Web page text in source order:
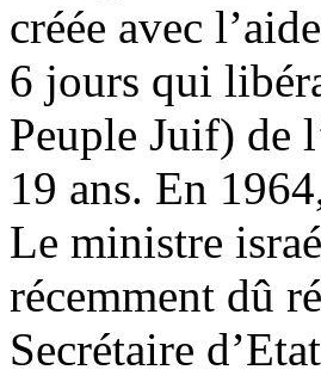
créée avec
6 jours qui
Peuple Juif) de
19 ans. En
Le ministre
récemment dû
Secrétaire